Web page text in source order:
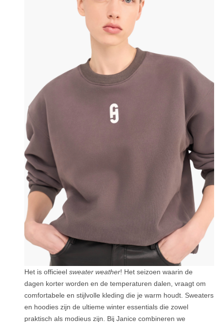
Het is officieelsweater weather! Het seizoen waarin de
dagen korter worden en de temperaturen dalen, vraagt om
comfortabele en stijlvolle kleding die je warm houdt. Sweaters
en hoodies zijn de ultieme winter essentials die zowel
praktisch als modieus zijn. Bij Janice combineren we